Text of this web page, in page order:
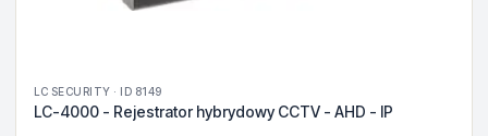
LC SECURITY · ID 8149
LC-4000 - Rejestrator hybrydowy CCTV - AHD - IP